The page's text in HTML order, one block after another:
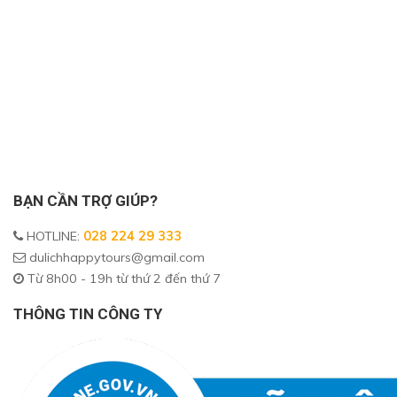
BẠN CẦN TRỢ GIÚP?
HOTLINE: 028 224 29 333
dulichhappytours@gmail.com
Từ 8h00 - 19h từ thứ 2 đến thứ 7
THÔNG TIN CÔNG TY